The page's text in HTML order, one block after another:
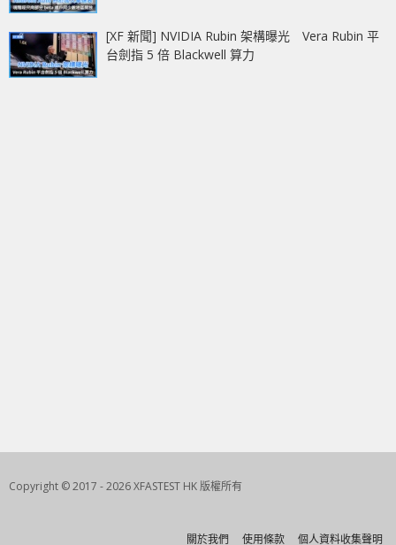
[XF 新聞] NVIDIA Rubin 架構曝光 Vera Rubin 平
台劍指 5 倍 Blackwell 算力
Copyright © 2017 - 2026 XFASTEST HK 版權所有
關於我們 使用條款 個人資料收集聲明